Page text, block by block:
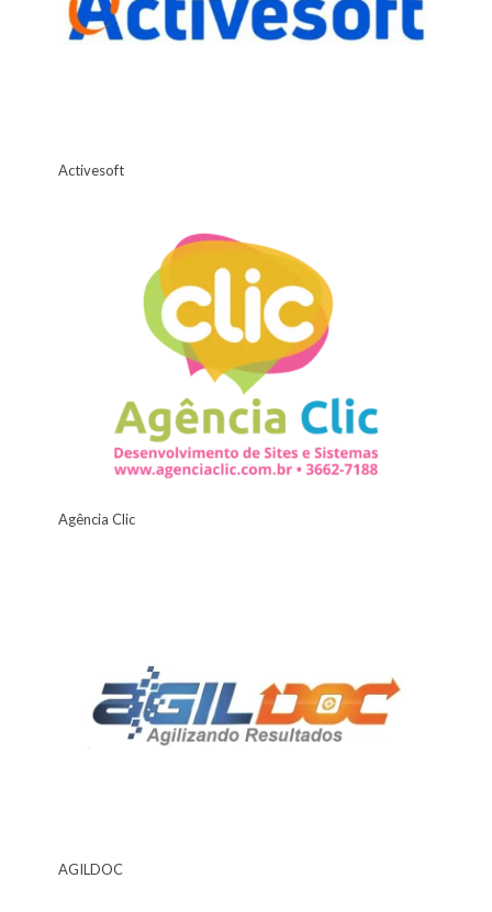
Activesoft
Agência Clic
AGILDOC